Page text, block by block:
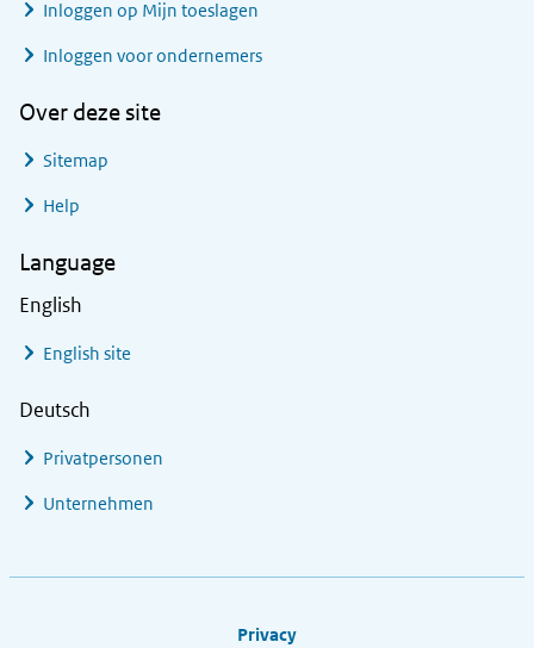
Inloggen op Mijn toeslagen
Inloggen voor ondernemers
Over deze site
Sitemap
Help
Language
English
English site
Deutsch
Privatpersonen
Unternehmen
Privacy